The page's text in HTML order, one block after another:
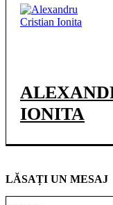
IONITA
LĂSAȚI UN MESAJ